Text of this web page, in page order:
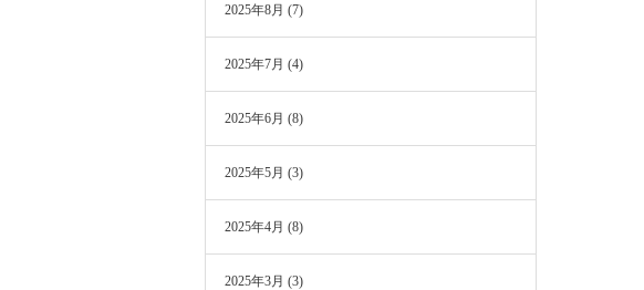
2025年8月 (7)
2025年7月 (4)
2025年6月 (8)
2025年5月 (3)
2025年4月 (8)
2025年3月 (3)